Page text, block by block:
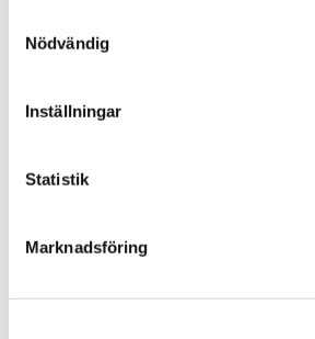
Nödvändig
Inställningar
Statistik
Marknadsföring
Referenser